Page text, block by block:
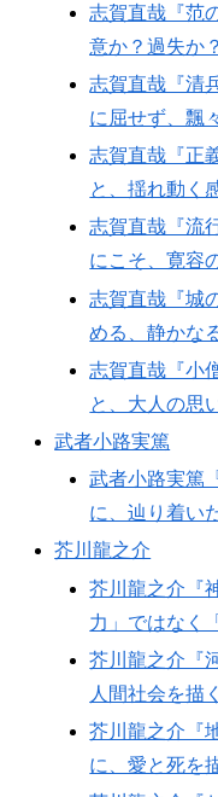
志賀直哉『范
意か？過失か？
志賀直哉『清
に屈せず、飄
志賀直哉『正
と、揺れ動く
志賀直哉『流
にこそ、寛容
志賀直哉『城
める、静かな
志賀直哉『小
と、大人の思
武者小路実篤
武者小路実篤
に、辿り着い
芥川龍之介
芥川龍之介『
力」ではなく
芥川龍之介『
人間社会を描
芥川龍之介『
に、愛と死を